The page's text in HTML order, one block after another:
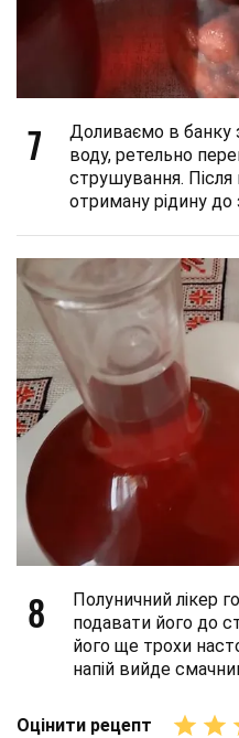
7
Доливаємо в
воду, ретельно
струшування.
отриману рідину до
8
Полуничний лікер
подавати його до
його ще трохи
напій вийде
Оцінити рецепт